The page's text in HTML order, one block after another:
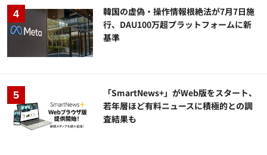
韓国の虚偽・操作情報根絶法が7月7日施
行、DAU100万超プラットフォームに新
基準
「SmartNews+」がWeb版をスタート、
若年層ほど有料ニュースに積極的との調
査結果も